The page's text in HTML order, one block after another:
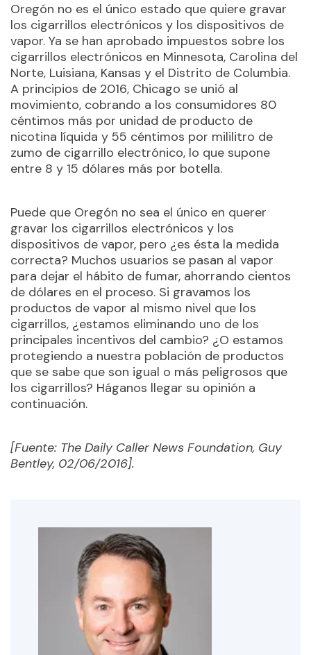
Oregón no es el único estado que quiere gravar
los cigarrillos electrónicos y los dispositivos de
vapor. Ya se han aprobado impuestos sobre los
cigarrillos electrónicos en Minnesota, Carolina del
Norte, Luisiana, Kansas y el Distrito de Columbia.
A principios de 2016, Chicago se unió al
movimiento, cobrando a los consumidores 80
céntimos más por unidad de producto de
nicotina líquida y 55 céntimos por mililitro de
zumo de cigarrillo electrónico, lo que supone
entre 8 y 15 dólares más por botella.
Puede que Oregón no sea el único en querer
gravar los cigarrillos electrónicos y los
dispositivos de vapor, pero ¿es ésta la medida
correcta? Muchos usuarios se pasan al vapor
para dejar el hábito de fumar, ahorrando cientos
de dólares en el proceso. Si gravamos los
productos de vapor al mismo nivel que los
cigarrillos, ¿estamos eliminando uno de los
principales incentivos del cambio? ¿O estamos
protegiendo a nuestra población de productos
que se sabe que son igual o más peligrosos que
los cigarrillos? Háganos llegar su opinión a
continuación.
[Fuente: The Daily Caller News Foundation, Guy
Bentley, 02/06/2016].